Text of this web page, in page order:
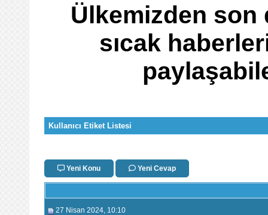
Ülkemizden son
sıcak
Kullanıcı Etiket Listesi
Yeni Konu Yeni Cevap
27 Nisan 2024 , 10:10